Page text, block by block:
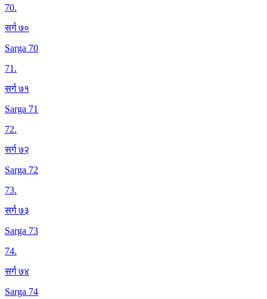
70.
सर्ग ७०
Sarga 70
71.
सर्ग ७१
Sarga 71
72.
सर्ग ७२
Sarga 72
73.
सर्ग ७३
Sarga 73
74.
सर्ग ७४
Sarga 74